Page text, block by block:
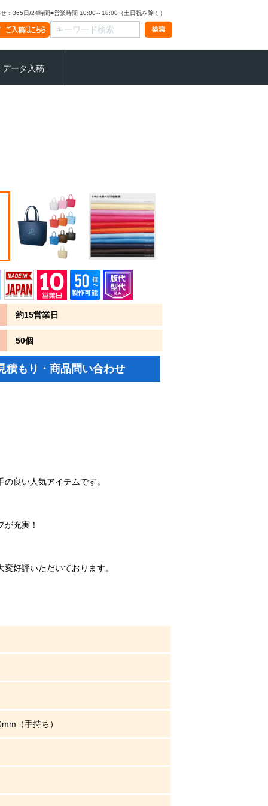
：365日/24時間■営業時間 10:00～18:00（土日祝を除く）
データ入稿
約15営業日
50個
積もり・商品問い合わせ
良い人気アイテムです。
充実！
好評いただいております。
（手持ち）